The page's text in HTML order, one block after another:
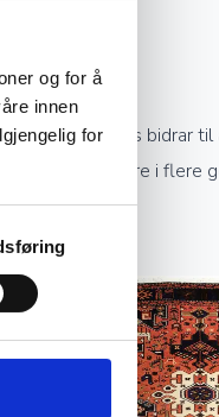
og for å
innen
forrens bidrar til
teppe vare i flere